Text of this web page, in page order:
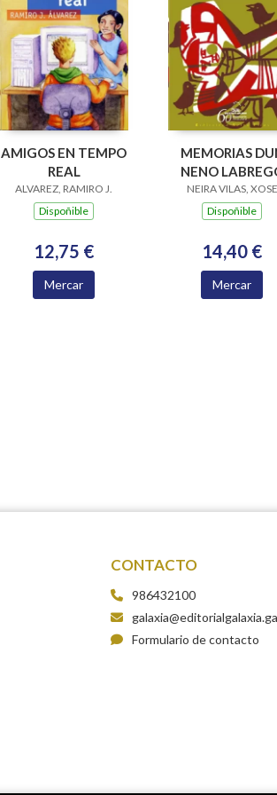
AMIGOS EN TEMPO
REAL
ALVAREZ, RAMIRO J.
Dispoñible
12,75 €
Mercar
MEMORIAS
NENO
(B.N.VILAS)
NEIRA VILAS, XOSE
Dispoñible
14,40 €
Mercar
CONTACTO
986432100
Formulario de contacto